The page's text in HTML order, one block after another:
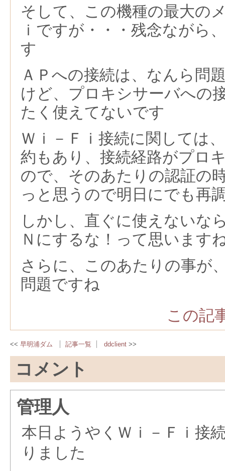
そして、この機種の最大の
ｉですが・・・残念ながら
す
ＡＰへの接続は、なんら問
けど、プロキシサーバへの
たく使えてないです
Ｗｉ－Ｆｉ接続に関しては
約もあり、接続経路がプロ
ので、そのあたりの認証の
っと思うので明日にでも再
しかし、直ぐに使えないな
Ｎにするな！って思います
さらに、このあたりの事が
問題ですね
この記
早明浦ダム 記事一覧 ddclient
コメント
管理人
本日ようやくＷｉ－Ｆｉ接
りました